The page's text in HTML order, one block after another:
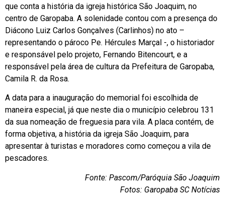
que conta a história da igreja histórica São Joaquim, no
centro de Garopaba. A solenidade contou com a presença do
Diácono Luiz Carlos Gonçalves (Carlinhos) no ato –
representando o pároco Pe. Hércules Marçal -, o historiador
e responsável pelo projeto, Fernando Bitencourt, e a
responsável pela área de cultura da Prefeitura de Garopaba,
Camila R. da Rosa.
A data para a inauguração do memorial foi escolhida de
maneira especial, já que neste dia o município celebrou 131
da sua nomeação de freguesia para vila. A placa contém, de
forma objetiva, a história da igreja São Joaquim, para
apresentar à turistas e moradores como começou a vila de
pescadores.
Fonte: Pascom/Paróquia São Joaquim
Fotos: Garopaba SC Notícias